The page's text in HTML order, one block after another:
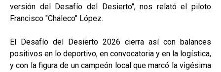
versión del Desafío del Desierto", nos relató el piloto
Francisco "Chaleco" López.
El Desafío del Desierto 2026 cierra así con balances
positivos en lo deportivo, en convocatoria y en la logística,
y con la figura de un campeón local que marcó la vigésima